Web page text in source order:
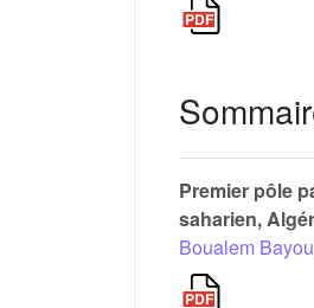
Premier pôle
saharien,
Boualem Bayou